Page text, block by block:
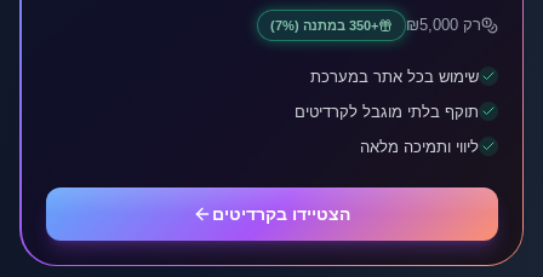
רק ₪5,000
+
350 במתנה (7%)
שימוש בכל אתר במערכת
תוקף בלתי מוגבל לקרדיטים
ליווי ותמיכה מלאה
הצטיידו בקרדיטים